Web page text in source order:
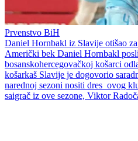
Prvenstvo BiH
Daniel Hornbakl iz Slavije otišao
Američki bek Daniel Hornbakl
bosanskohercegovačkoj košarci
košarkaš Slavije je dogovorio
narednoj sezoni nositi dres ovog
saigrač iz ove sezone, Viktor